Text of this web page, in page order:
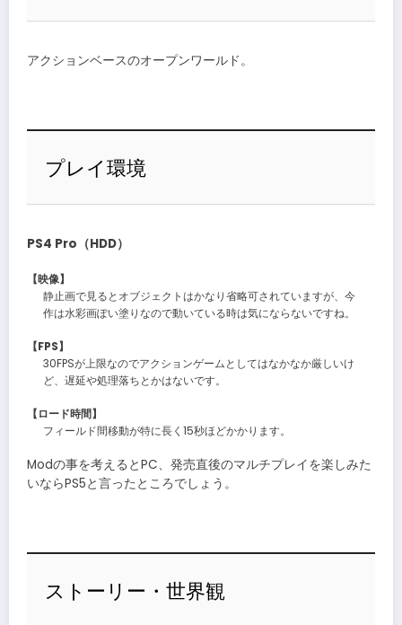
アクションベースのオープンワールド。
プレイ環境
PS4 Pro（HDD）
【映像】
静止画で見るとオブジェクトはかなり省略可されていますが、今
作は水彩画ぽい塗りなので動いている時は気にならないですね。
【FPS】
30FPSが上限なのでアクションゲームとしてはなかなか厳しいけ
ど、遅延や処理落ちとかはないです。
【ロード時間】
フィールド間移動が特に長く15秒ほどかかります。
Modの事を考えるとPC、発売直後のマルチプレイを楽しみた
いならPS5と言ったところでしょう。
ストーリー・世界観